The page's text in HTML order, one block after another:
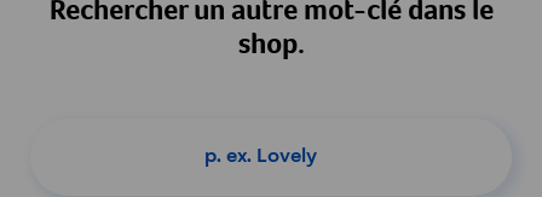
Rechercher un autre mot-clé dans le
shop.